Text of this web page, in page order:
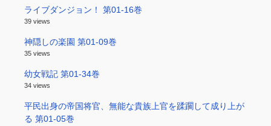
ライブダンジョン！ 第01-16巻
39 views
神隠しの楽園 第01-09巻
35 views
幼女戦記 第01-34巻
34 views
平民出身の帝国将官、無能な貴族上官を蹂躙して成り上が
る 第01-05巻